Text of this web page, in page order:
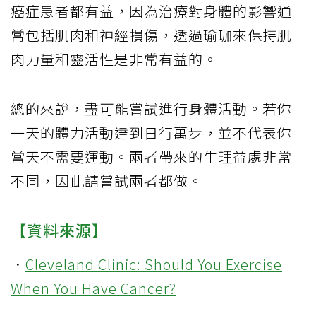
癌症患者都有益，因為治療對身體的影響通
常包括肌肉和神經損傷，透過瑜珈來保持肌
肉力量和靈活性是非常有益的。
總的來說，盡可能嘗試進行身體活動。若你
一天的體力活動達到日行萬步，並不代表你
當天不需要運動。兩者帶來的生理益處非常
不同，因此請嘗試兩者都做。
【資料來源】
． Cleveland Clinic: Should You Exercise
When You Have Cancer?